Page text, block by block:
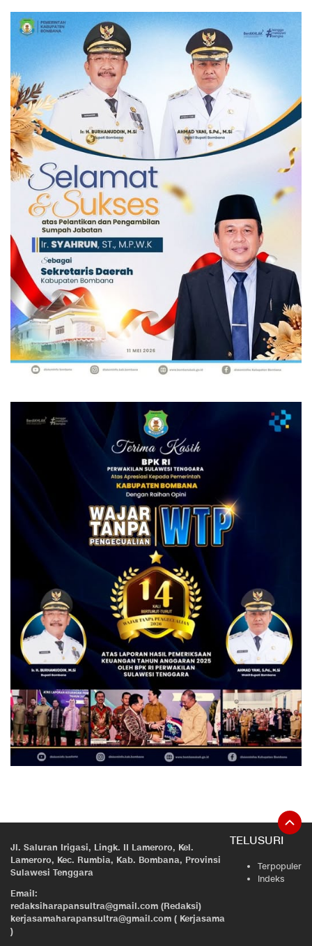
Jl. Saluran Irigasi, Lingk. II Lameroro, Kel.
Lameroro, Kec. Rumbia, Kab. Bombana, Provinsi
Sulawesi Tenggara
Email:
redaksiharapansultra@gmail.com (Redaksi)
kerjasamaharapansultra@gmail.com ( Kerjasama
)
TELUSURI
Terpopuler
Indeks